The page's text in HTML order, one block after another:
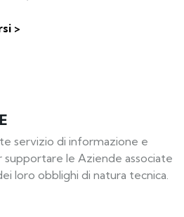
>
servizio di informazione e
le Aziende associate
loro obblighi di natura tecnica.